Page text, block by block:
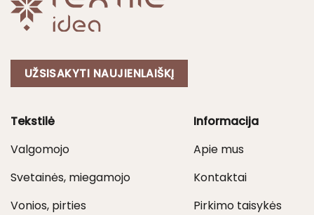
UŽSISAKYTI NAUJIENLAIŠKĮ
Tekstilė
Valgomojo
Svetainės, miegamojo
Vonios, pirties
Informacija
Apie mus
Kontaktai
Pirkimo taisykės